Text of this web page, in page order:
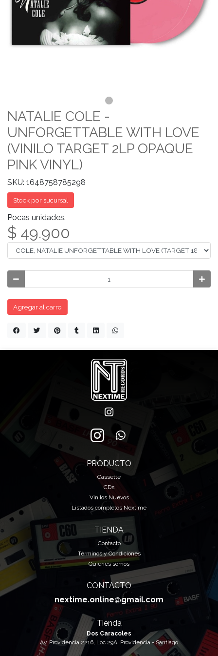
NATALIE COLE -
UNFORGETTABLE WITH LOVE
(VINILO TARGET 2LP OPAQUE
PINK VINYL)
SKU: 1648758785298
Stock por sucursal
Pocas unidades.
$ 49.900
Agregar al carro
PRODUCTO
Cassette
CDs
Vinilos Nuevos
Listados completos Nextime
TIENDA
Contacto
Términos y Condiciones
Quiénes somos
CONTACTO
nextime.online@gmail.com
Tienda
Dos Caracoles
Av. Providencia 2216, Loc 29A, Providencia - Santiago